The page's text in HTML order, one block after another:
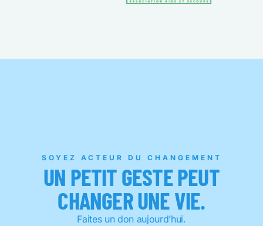
SOYEZ ACTEUR DU CHANGEMENT
UN PETIT GESTE PEUT
CHANGER UNE VIE.
Faites un don aujourd’hui.